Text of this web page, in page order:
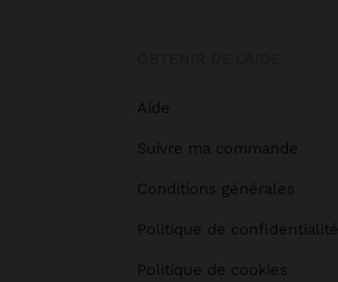
Aide
Suivre ma commande
Conditions générales
Politique de confidentialité
Politique de cookies